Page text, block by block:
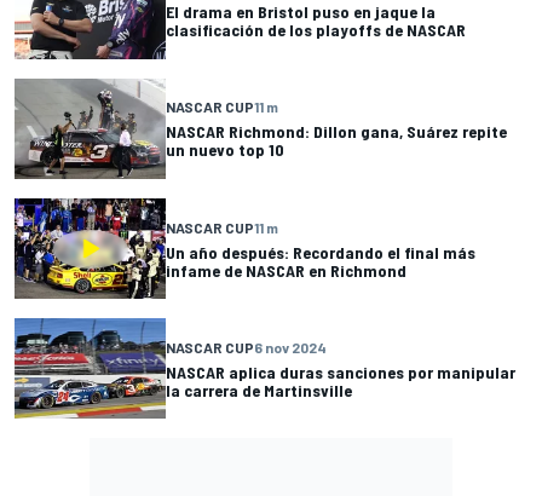
El drama en Bristol puso en jaque la
clasificación de los playoffs de NASCAR
NASCAR CUP11 m
NASCAR Richmond: Dillon gana, Suárez repite
un nuevo top 10
NASCAR CUP11 m
Un año después: Recordando el final más
infame de NASCAR en Richmond
NASCAR CUP6 nov 2024
NASCAR aplica duras sanciones por manipular
la carrera de Martinsville